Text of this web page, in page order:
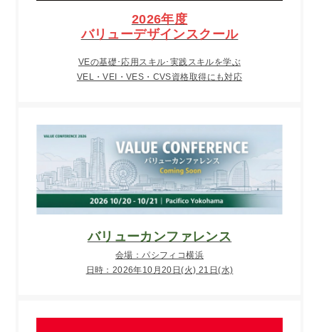
2026年度
バリューデザインスクール
VEの基礎･応用スキル･実践スキルを学ぶ
VEL・VEI・VES・CVS資格取得にも対応
バリューカンファレンス
会場：パシフィコ横浜
日時：2026年10月20日(火) 21日(水)